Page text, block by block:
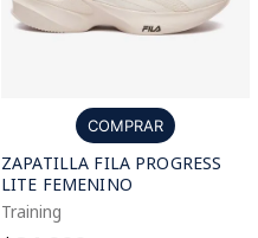
COMPRAR
ZAPATILLA FILA PROGRESS
LITE FEMENINO
Training